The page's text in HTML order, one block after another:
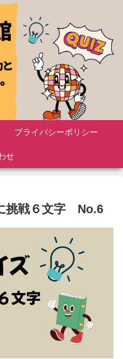
プライバシーポリシー
せ
挑戦６文字 No.6